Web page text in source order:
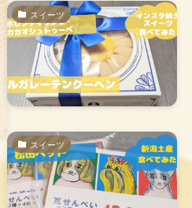
スイーツ
スイーツ